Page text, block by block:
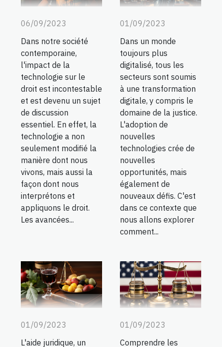
06/09/2023
Dans notre société
contemporaine,
l'impact de la
technologie sur le
droit est incontestable
et est devenu un sujet
de discussion
essentiel. En effet, la
technologie a non
seulement modifié la
manière dont nous
vivons, mais aussi la
façon dont nous
interprétons et
appliquons le droit.
Les avancées...
01/09/2023
Dans un monde
toujours plus
digitalisé, tous les
secteurs sont soumis
à une transformation
digitale, y compris le
domaine de la justice.
L'adoption de
nouvelles
technologies crée de
nouvelles
opportunités, mais
également de
nouveaux défis. C'est
dans ce contexte que
nous allons explorer
comment...
01/09/2023
L'aide juridique, un
01/09/2023
Comprendre les